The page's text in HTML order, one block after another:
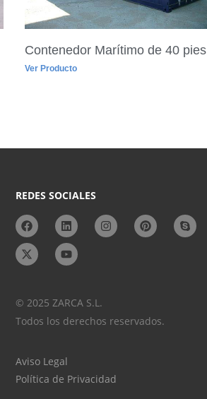
Contenedor Marítimo de 40 pies
Ver Producto
REDES SOCIALES
© 2025 ZARCA S.L.
Todos los derechos reservados.
Aviso Legal
Política de Privacidad